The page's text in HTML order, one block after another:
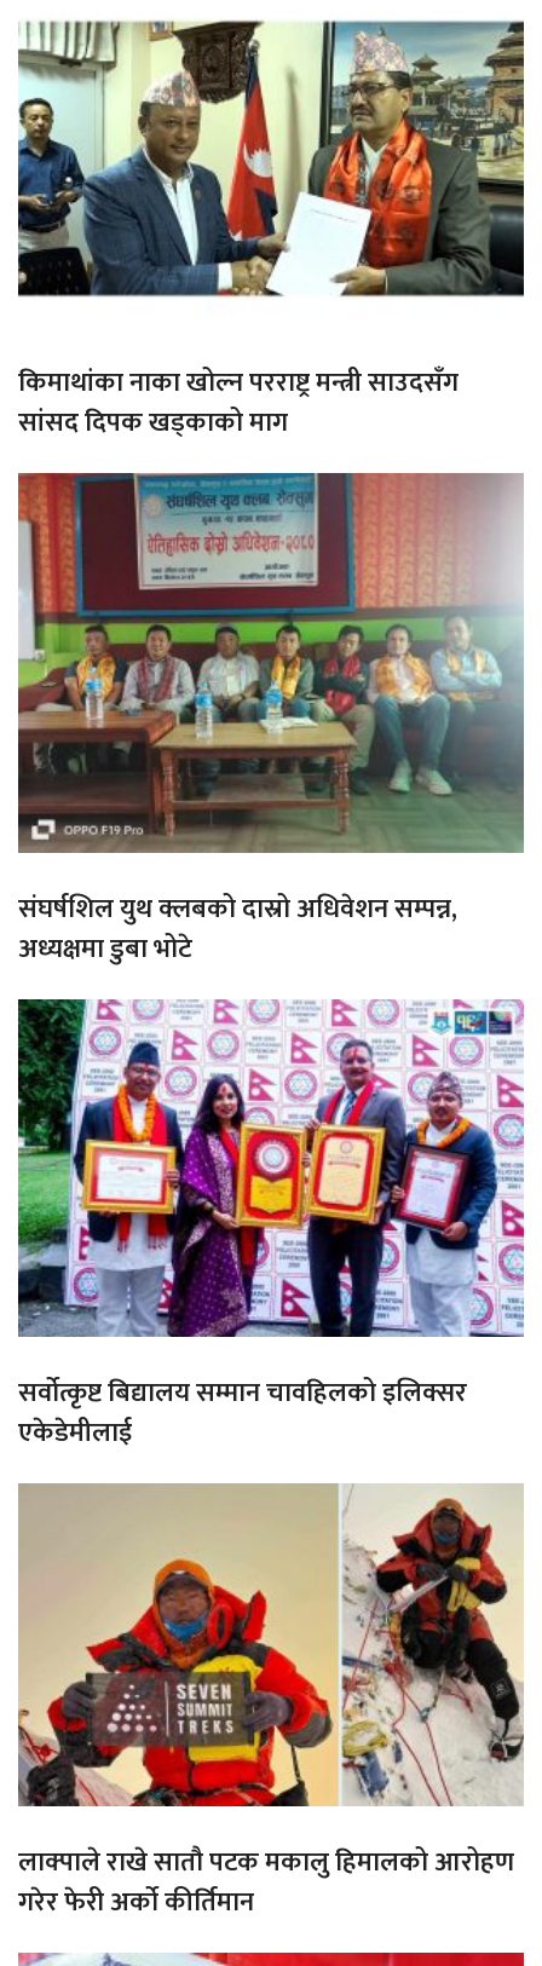
किमाथांका नाका खोल्न परराष्ट्र मन्त्री साउदसँग
सांसद दिपक खड्काको माग
संघर्षशिल युथ क्लबको दास्रो अधिवेशन सम्पन्न,
अध्यक्षमा डुबा भोटे
सर्वोत्कृष्ट बिद्यालय सम्मान चावहिलको इलिक्सर
एकेडेमीलाई
लाक्पाले राखे सातौ पटक मकालु हिमालको आरोहण
गरेर फेरी अर्को कीर्तिमान